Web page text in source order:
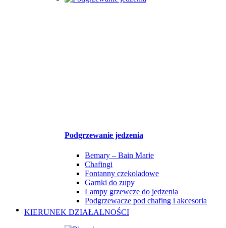
Podgrzewanie jedzenia
Bemary – Bain Marie
Chafingi
Fontanny czekoladowe
Garnki do zupy
Lampy grzewcze do jedzenia
Podgrzewacze pod chafing i akcesoria
KIERUNEK DZIAŁALNOŚCI